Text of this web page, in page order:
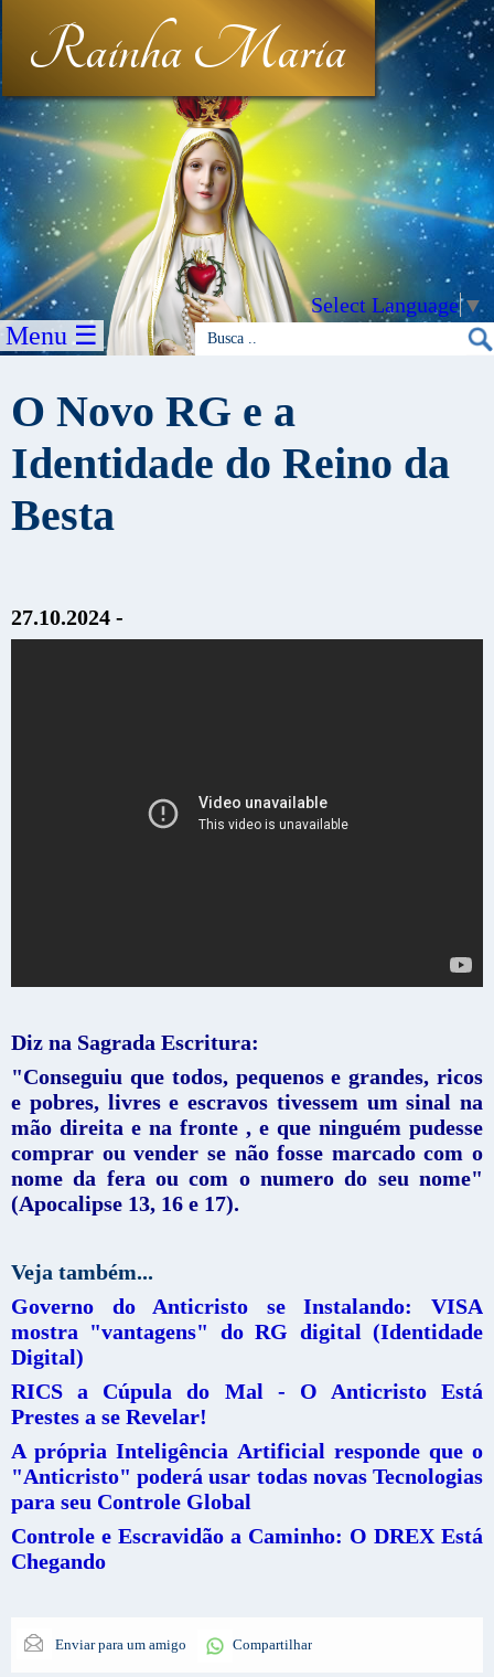
Rainha Maria
Select Language▼
Menu ☰
O Novo RG e a
Identidade do Reino da
Besta
27.10.2024 -
Diz na Sagrada Escritura:
"Conseguiu que todos, pequenos e grandes, ricos
e pobres, livres e escravos tivessem um sinal na
mão direita e na fronte , e que ninguém pudesse
comprar ou vender se não fosse marcado com o
nome da fera ou com o numero do seu nome"
(Apocalipse 13, 16 e 17).
Veja também...
Governo do Anticristo se Instalando: VISA
mostra "vantagens" do RG digital (Identidade
Digital)
RICS a Cúpula do Mal - O Anticristo Está
Prestes a se Revelar!
A própria Inteligência Artificial responde que o
"Anticristo" poderá usar todas novas Tecnologias
para seu Controle Global
Controle e Escravidão a Caminho: O DREX Está
Chegando
Enviar para um amigo Compartilhar